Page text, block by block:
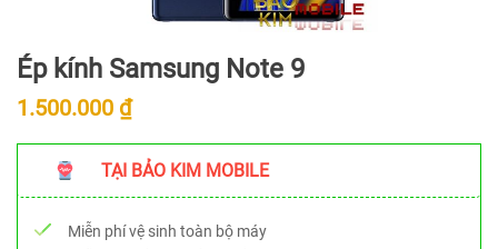
Ép kính Samsung Note 9
1.500.000 ₫
TẠI BẢO KIM MOBILE
Miễn phí vệ sinh toàn bộ máy